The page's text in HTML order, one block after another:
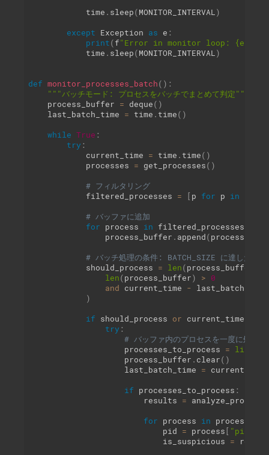
            time
. sleep(MONITOR_INTERVAL )
except Exception as e :
print(f"Error in monitor loop: {e}"
            time
. sleep(MONITOR_INTERVAL )
def monitor_processes_batch( ) :
"""バッチモード: プロセスをバッチでまとめて判定"""
    process_buffer
= deque( )
    last_batch_time
= time . time( )
while True :
try :
            current_time
= time . time( )
            processes
= get_processes( )
# フィルタリング
            filtered_processes
= [ p for p in
# バッファに追加
for process in filtered_processes
                process_buffer
. append(process
# バッチ処理の条件: BATCH_SIZE に達したか、
            should_process
= len(process_buffer
len(process_buffer) > 0
and current_time -
)
if should_process or current_time
try :
# バッファ内のプロセスを一度に処理
                    processes_to_process
= list
                    process_buffer
. clear( )
                    last_batch_time
= current_time
if processes_to_process :
                        results
=
for process in
                            pid
= process[ "pid"
                            is_suspicious
=